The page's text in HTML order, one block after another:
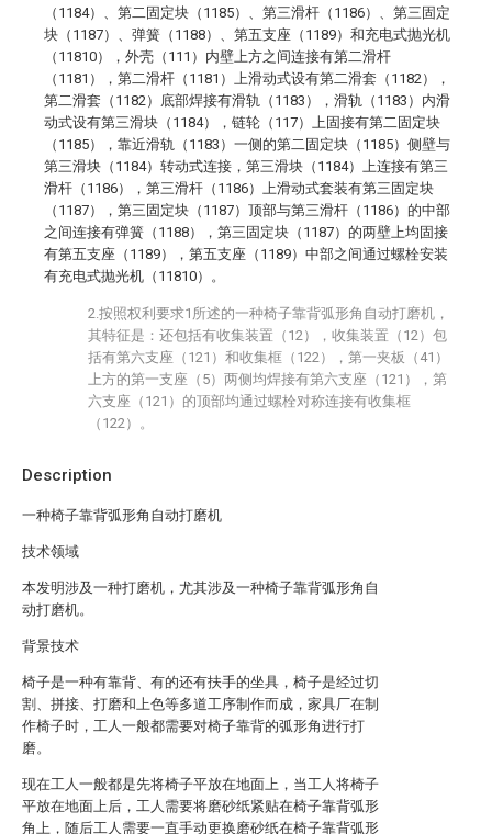
Description
一种椅子靠背弧形角自动打磨机
技术领域
本发明涉及一种打磨机，尤其涉及一种椅子靠背弧形角自
动打磨机。
背景技术
椅子是一种有靠背、有的还有扶手的坐具，椅子是经过切
割、拼接、打磨和上色等多道工序制作而成，家具厂在制
作椅子时，工人一般都需要对椅子靠背的弧形角进行打
磨。
现在工人一般都是先将椅子平放在地面上，当工人将椅子
平放在地面上后，工人需要将磨砂纸紧贴在椅子靠背弧形
角上，随后工人需要一直手动更换磨砂纸在椅子靠背弧形
（1184）、第二固定块（1185）、第三滑杆（1186）、第三固定
块（1187）、弹簧（1188）、第五支座（1189）和充电式抛光机
（11810），外壳（111）内壁上方之间连接有第二滑杆
（1181），第二滑杆（1181）上滑动式设有第二滑套（1182），
第二滑套（1182）底部焊接有滑轨（1183），滑轨（1183）内滑
动式设有第三滑块（1184），链轮（117）上固接有第二固定块
（1185），靠近滑轨（1183）一侧的第二固定块（1185）侧壁与
第三滑块（1184）转动式连接，第三滑块（1184）上连接有第三
滑杆（1186），第三滑杆（1186）上滑动式套装有第三固定块
（1187），第三固定块（1187）顶部与第三滑杆（1186）的中部
之间连接有弹簧（1188），第三固定块（1187）的两壁上均固接
有第五支座（1189），第五支座（1189）中部之间通过螺栓安装
有充电式抛光机（11810）。
2.按照权利要求1所述的一种椅子靠背弧形角自动打磨机，
其特征是：还包括有收集装置（12），收集装置（12）包
括有第六支座（121）和收集框（122），第一夹板（41）
上方的第一支座（5）两侧均焊接有第六支座（121），第
六支座（121）的顶部均通过螺栓对称连接有收集框
（122）。